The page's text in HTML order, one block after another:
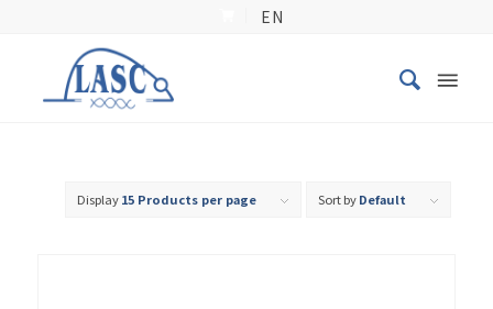
EN
Sort byDefault
Display15 Products per page